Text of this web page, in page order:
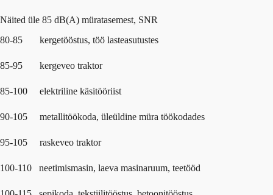
Näited üle 85 dB(A) müratasemest, SNR
80-85 kergetööstus, töö lasteasutustes
85-95 kergeveo traktor
85-100 elektriline käsitööriist
90-105 metallitöökoda, üleüldine müra töökodades
95-105 raskeveo traktor
100-110 neetimismasin, laeva masinaruum, teetööd